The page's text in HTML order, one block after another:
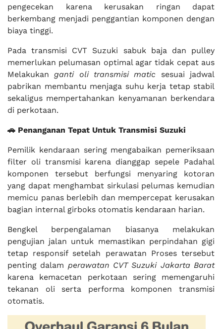
pengecekan karena kerusakan ringan dapat
berkembang menjadi penggantian komponen dengan
biaya tinggi.
Pada transmisi CVT Suzuki sabuk baja dan pulley
memerlukan pelumasan optimal agar tidak cepat aus
Melakukanganti oli transmisi matic sesuai jadwal
pabrikan membantu menjaga suhu kerja tetap stabil
sekaligus mempertahankan kenyamanan berkendara
di perkotaan.
🚗 Penanganan Tepat Untuk Transmisi Suzuki
Pemilik kendaraan sering mengabaikan pemeriksaan
filter oli transmisi karena dianggap sepele Padahal
komponen tersebut berfungsi menyaring kotoran
yang dapat menghambat sirkulasi pelumas kemudian
memicu panas berlebih dan mempercepat kerusakan
bagian internal girboks otomatis kendaraan harian.
Bengkel berpengalaman biasanya melakukan
pengujian jalan untuk memastikan perpindahan gigi
tetap responsif setelah perawatan Proses tersebut
penting dalam perawatan CVT Suzuki Jakarta Barat
karena kemacetan perkotaan sering memengaruhi
tekanan oli serta performa komponen transmisi
otomatis.